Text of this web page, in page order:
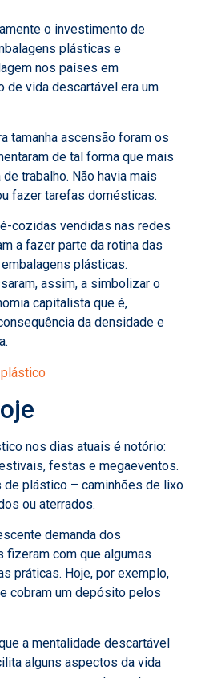
o investimento de
plásticas e
nos países em
de vida descartável era um
tamanha ascensão foram os
de tal forma que mais
trabalho. Não havia mais
fazer tarefas domésticas.
cozidas vendidas nas redes
a fazer parte da rotina das
plásticas.
assim, a simbolizar o
capitalista que é,
da densidade e
nos dias atuais é notório:
festas e megaeventos.
de plástico – caminhões de lixo
ou aterrados.
demanda dos
com que algumas
práticas. Hoje, por exemplo,
cobram um depósito pelos
a mentalidade descartável
alguns aspectos da vida